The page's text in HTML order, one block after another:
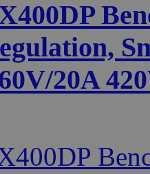
20A